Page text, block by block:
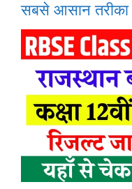
सबसे आसान तरीका